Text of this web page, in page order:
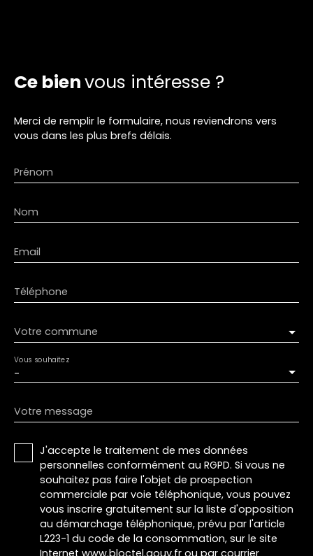
Ce bienvous intéresse ?
Merci de remplir le formulaire, nous reviendrons vers
vous dans les plus brefs délais.
Prénom
Nom
Email
Téléphone
Votre commune
-
Vous souhaitez
Votre message
J'accepte le traitement de mes données
personnelles conformément au RGPD. Si vous ne
souhaitez pas faire l'objet de prospection
commerciale par voie téléphonique, vous pouvez
vous inscrire gratuitement sur la liste d'opposition
au démarchage téléphonique, prévu par l'article
L223-1 du code de la consommation, sur le site
Internet www.bloctel.gouv.fr ou par courrier